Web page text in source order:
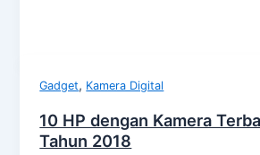
Gadget, Kamera Digital
10 HP dengan Kamera
Tahun 2018